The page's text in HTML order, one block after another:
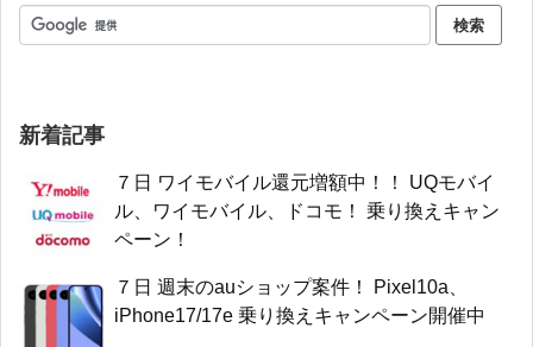
新着記事
７日 ワイモバイル還元増額中！！ UQモバイ
ル、ワイモバイル、ドコモ！ 乗り換えキャン
ペーン！
７日 週末のauショップ案件！ Pixel10a、
iPhone17/17e 乗り換えキャンペーン開催中